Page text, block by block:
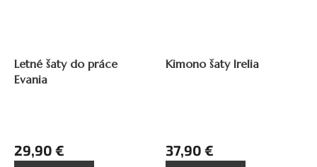
Letné šaty do práce
Evania
29,90 €
Kimono šaty Irelia
37,90 €